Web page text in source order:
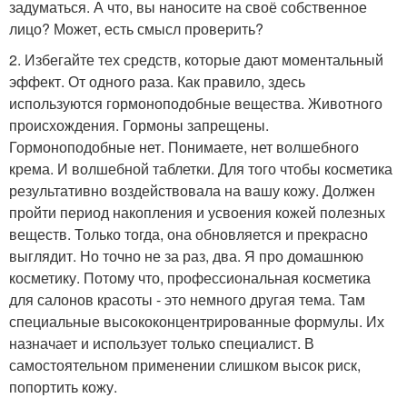
задуматься. А что, вы наносите на своё собственное
лицо? Может, есть смысл проверить?
2. Избегайте тех средств, которые дают моментальный
эффект. От одного раза. Как правило, здесь
используются гормоноподобные вещества. Животного
происхождения. Гормоны запрещены.
Гормоноподобные нет. Понимаете, нет волшебного
крема. И волшебной таблетки. Для того чтобы косметика
результативно воздействовала на вашу кожу. Должен
пройти период накопления и усвоения кожей полезных
веществ. Только тогда, она обновляется и прекрасно
выглядит. Но точно не за раз, два. Я про домашнюю
косметику. Потому что, профессиональная косметика
для салонов красоты - это немного другая тема. Там
специальные высококонцентрированные формулы. Их
назначает и использует только специалист. В
самостоятельном применении слишком высок риск,
попортить кожу.